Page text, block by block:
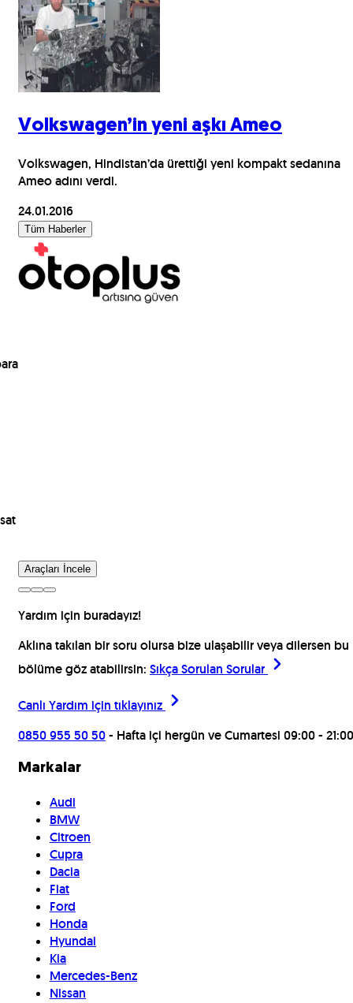
Volkswagen’in yeni aşkı Ameo
Volkswagen, Hindistan’da ürettiği yeni kompakt sedanına
Ameo adını verdi.
24.01.2016
Tüm Haberler
Araçları İncele
Yardım için buradayız!
Aklına takılan bir soru olursa bize ulaşabilir veya dilersen bu
bölüme göz atabilirsin: Sıkça Sorulan Sorular
Canlı Yardım için tıklayınız
0850 955 50 50- Hafta içi hergün ve Cumartesi 09:00 - 21:00
Markalar
Audi
BMW
Citroen
Cupra
Dacia
Fiat
Ford
Honda
Hyundai
Kia
Mercedes-Benz
Nissan